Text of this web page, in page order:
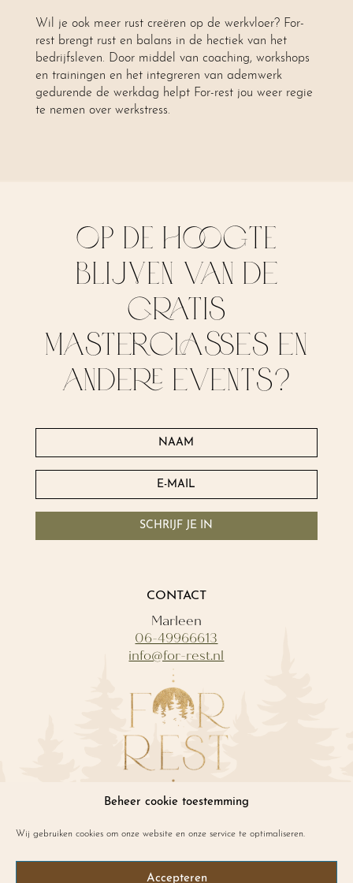
Beheer cookie toestemming
Wij gebruiken cookies om onze website en onze service te optimaliseren.
Accepteren
Wil je ook meer rust creëren op de werkvloer? For-
rest brengt rust en balans in de hectiek van het
bedrijfsleven. Door middel van coaching, workshops
en trainingen en het integreren van ademwerk
gedurende de werkdag helpt For-rest jou weer regie
te nemen over werkstress.
OP DE HOOGTE
BLIJVEN van de
gratis
masterclasses en
andere events?
SCHRIJF JE IN
CONTACT
Marleen
06-49966613
info@for-rest.nl
INFO
Algemene voorwaarden